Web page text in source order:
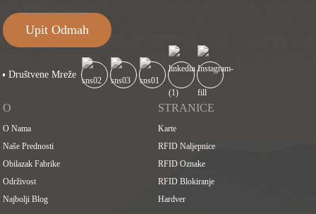
Upit Odmah
Društvene Mreže
O
O Nama
Naše Prednosti
Obilazak Fabrike
Održivost
Najbolji Blog
STRANICE
Karte
RFID Naljepnice
RFID Oznake
RFID Blokiranje
Hardver